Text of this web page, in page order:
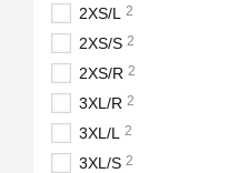
2XS/L 2
2XS/S 2
2XS/R 2
3XL/R 2
3XL/L 2
3XL/S 2